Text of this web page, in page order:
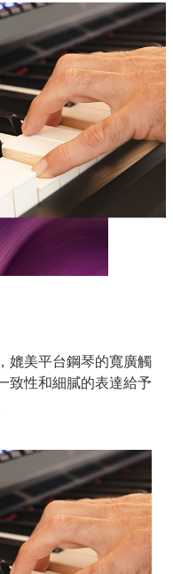
媲美平台鋼琴的寬廣觸
致性和細膩的表達給予